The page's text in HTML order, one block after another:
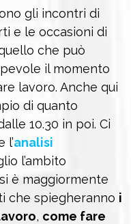
gli incontri di
e le occasioni di
che può
il momento
lavoro. Anche qui
di quanto
10.30 in poi. Ci
l’analisi
l’ambito
è maggiormente
che spiegheranno i
, come fare